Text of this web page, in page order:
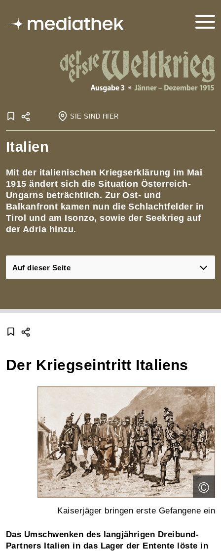
SIE SIND HIER
Startseite Onlineausstellungen
Der Erste Weltkrieg - Ausgabe 3
Italien
Mit der italienischen Kriegserklärung im Mai
1915 ändert sich die Situation Österreich-
Ungarns beträchtlich. Zur Ost- und
Balkanfront kamen nun die Schlachtfelder in
Tirol und am Isonzo, sowie der Seekrieg auf
der Adria hinzu.
Auf dieser Seite
Der Kriegseintritt Italiens
©
Kaiserjäger bringen erste Gefangene ein
Das Umschwenken des langjährigen Dreibund-
Partners Italien in das Lager der Entente löste in